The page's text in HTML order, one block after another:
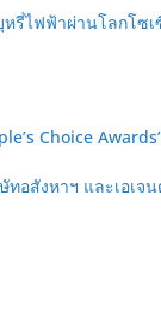
รี่ไฟฟ้าผ่านโลกโซเ
Choice
อสังหาฯ และเอเจ